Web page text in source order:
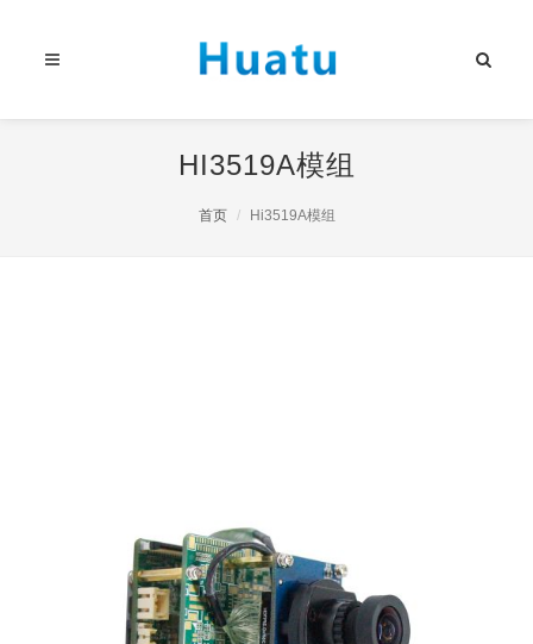
HI3519A模组
首页 Hi3519A模组